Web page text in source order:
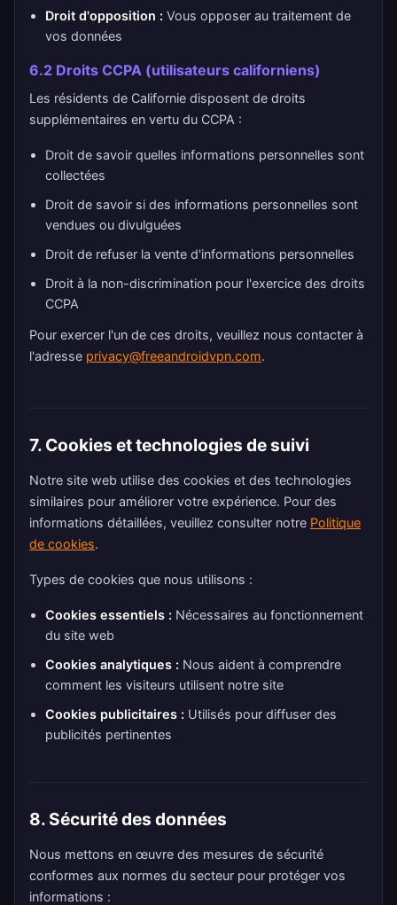
Droit d'opposition : Vous opposer au traitement de
vos données
6.2 Droits CCPA (utilisateurs californiens)
Les résidents de Californie disposent de droits
supplémentaires en vertu du CCPA :
Droit de savoir quelles informations personnelles sont
collectées
Droit de savoir si des informations personnelles sont
vendues ou divulguées
Droit de refuser la vente d'informations personnelles
Droit à la non-discrimination pour l'exercice des droits
CCPA
Pour exercer l'un de ces droits, veuillez nous contacter à
l'adresse privacy@freeandroidvpn.com.
7. Cookies et technologies de suivi
Notre site web utilise des cookies et des technologies
similaires pour améliorer votre expérience. Pour des
informations détaillées, veuillez consulter notre Politique
de cookies.
Types de cookies que nous utilisons :
Cookies essentiels : Nécessaires au fonctionnement
du site web
Cookies analytiques : Nous aident à comprendre
comment les visiteurs utilisent notre site
Cookies publicitaires : Utilisés pour diffuser des
publicités pertinentes
8. Sécurité des données
Nous mettons en œuvre des mesures de sécurité
conformes aux normes du secteur pour protéger vos
informations :